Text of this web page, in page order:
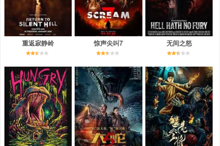
重返寂静岭 惊声尖叫7 无间之怒